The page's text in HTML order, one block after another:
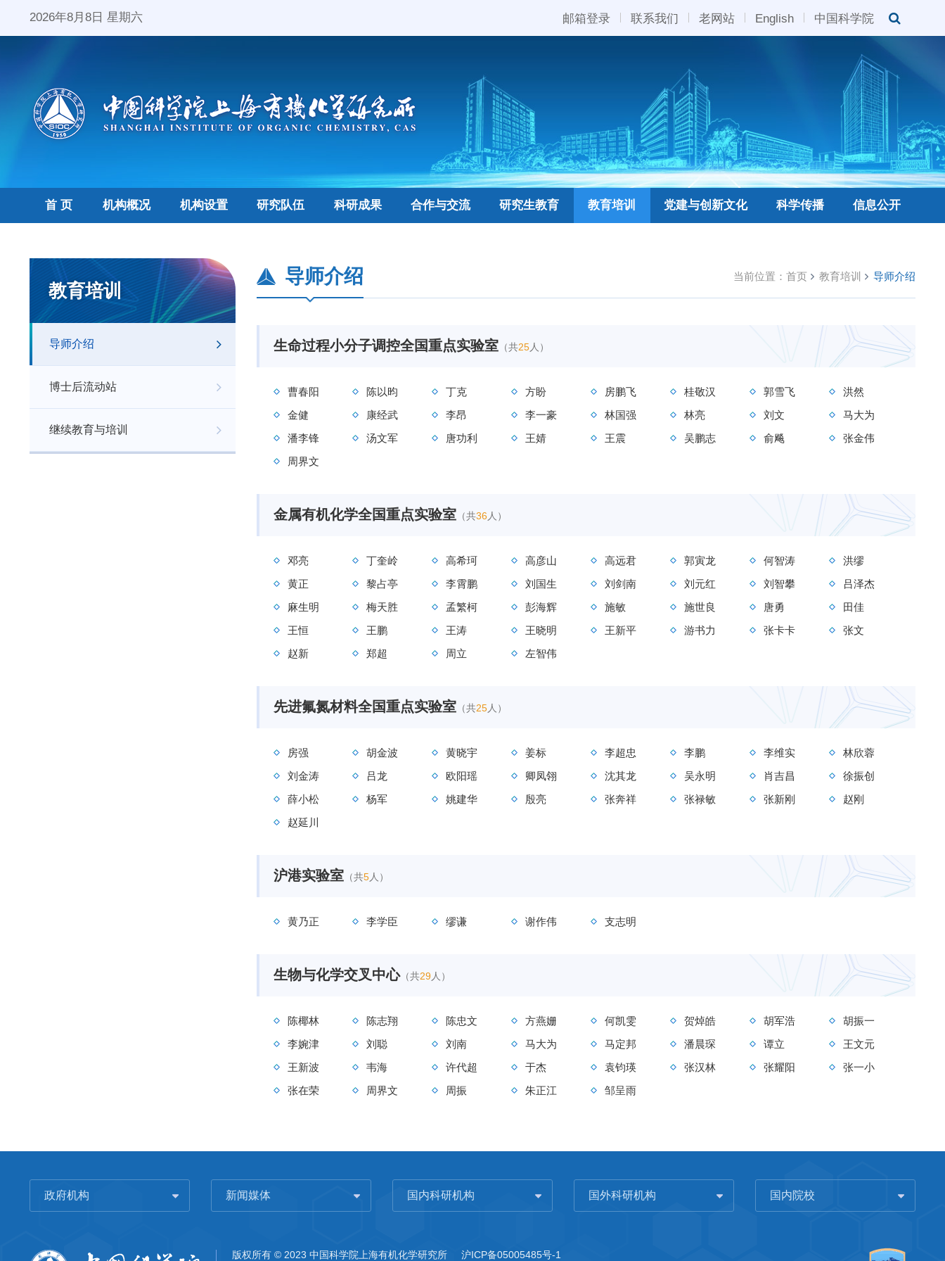
2026年8月8日 星期六 邮箱登录 联系我们 老网站 English 中国科学院
首 页 机构概况 机构设置 研究队伍 科研成果 合作与交流 研究生教育 教育培训 党建与创新文化 科学传播 信息公开
教育培训
导师介绍
博士后流动站
继续教育与培训
当前位置： 首页 教育培训 导师介绍
导师介绍
生命过程小分子调控全国重点实验室（共25人）
曹春阳 陈以昀 丁克 方盼 房鹏飞 桂敬汉 郭雪飞
洪然
金健
康经武 李昂 李一豪 林国强 林亮 刘文
马大为
潘李锋
汤文军 唐功利 王婧 王震 吴鹏志 俞飚
张金伟
周界文
金属有机化学全国重点实验室（共36人）
邓亮 丁奎岭 高希珂 高彦山 高远君 郭寅龙 何智涛
洪缪
黄正
黎占亭 李霄鹏 刘国生 刘剑南 刘元红 刘智攀
吕泽杰
麻生明
梅天胜 孟繁柯 彭海辉 施敏 施世良 唐勇
田佳
王恒
王鹏 王涛 王晓明 王新平 游书力 张卡卡
张文
赵新
郑超 周立 左智伟
先进氟氮材料全国重点实验室（共25人）
房强 胡金波 黄晓宇 姜标 李超忠 李鹏 李维实
林欣蓉
刘金涛
吕龙 欧阳瑶 卿凤翎 沈其龙 吴永明 肖吉昌
徐振创
薛小松
杨军 姚建华 殷亮 张奔祥 张禄敏 张新刚
赵刚
赵延川
沪港实验室（共5人）
黄乃正 李学臣 缪谦 谢作伟 支志明
生物与化学交叉中心（共29人）
陈椰林 陈志翔 陈忠文 方燕姗 何凯雯 贺焯皓 胡军浩
胡振一
李婉津
刘聪 刘南 马大为 马定邦 潘晨琛 谭立
王文元
王新波
韦海 许代超 于杰 袁钧瑛 张汉林 张耀阳
张一小
张在荣
周界文 周振 朱正江 邹呈雨
政府机构 新闻媒体 国内科研机构 国外科研机构 国内院校
版权所有 © 2023 中国科学院上海有机化学研究所 沪ICP备05005485号-1